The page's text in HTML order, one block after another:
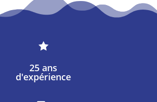

25 ans
d'expérience